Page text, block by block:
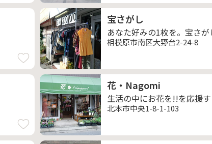
宝さがし
あなた好みの1枚を。宝さ
相模原市南区大野台2-24-8
花・Nagomi
生活の中にお花を!!を応援
北本市中央1-8-1-103